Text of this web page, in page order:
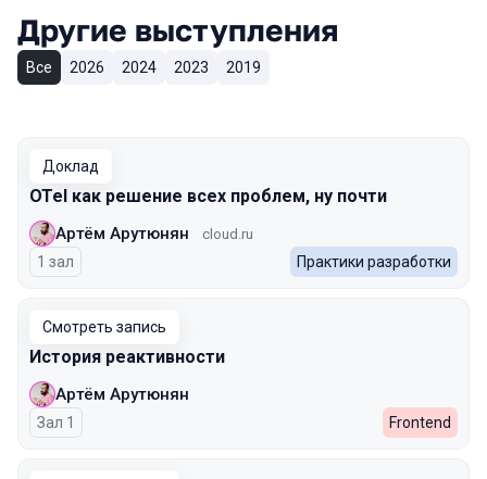
Другие выступления
Все 2026 2024 2023 2019
Доклад
OTel как решение всех проблем, ну почти
Артём Арутюнян cloud.ru
1 зал Практики разработки
Смотреть запись
История реактивности
Артём Арутюнян
Зал 1 Frontend